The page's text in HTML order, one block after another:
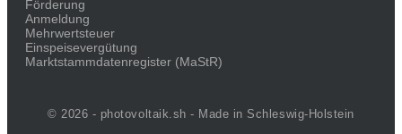
Förderung
Anmeldung
Mehrwertsteuer
Einspeisevergütung
Marktstammdaten­register (MaStR)
© 2026 - photovoltaik.sh - Made in Schleswig-Holstein